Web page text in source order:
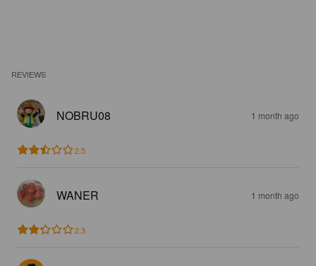
REVIEWS
NOBRU08 1 month ago
2.5
WANER 1 month ago
2.3